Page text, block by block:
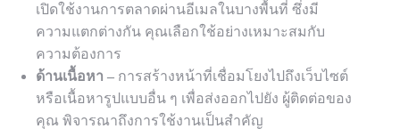
เปิดใช้งานการตลาดผ่านอีเมลในบางพื้นที่ ซึ่งมี
ความแตกต่างกัน คุณเลือกใช้อย่างเหมาะสมกับ
ความต้องการ
ด้านเนื้อหา – การสร้างหน้าที่เชื่อมโยงไปถึงเว็บไซต์
หรือเนื้อหารูปแบบอื่น ๆ เพื่อส่งออกไปยัง ผู้ติดต่อของ
คุณ พิจารณาถึงการใช้งานเป็ นสำคัญ